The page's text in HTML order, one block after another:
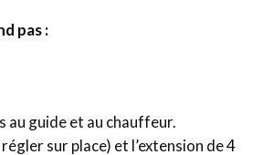
pas :
au guide et au chauffeur.
sur place) et l’extension de 4